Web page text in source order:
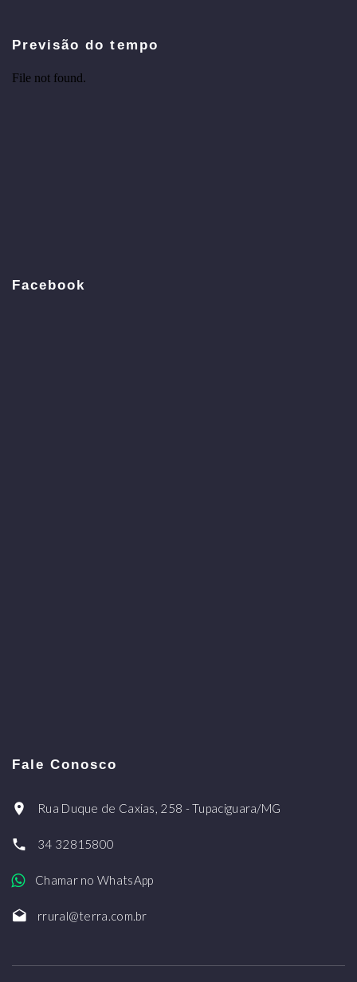
Previsão do tempo
Facebook
Fale Conosco
Rua Duque de Caxias, 258 - Tupaciguara/MG
34 32815800
Chamar no WhatsApp
rrural@terra.com.br